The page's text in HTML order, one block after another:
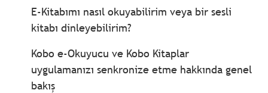
E-Kitabımı nasıl okuyabilirim veya bir sesli
kitabı dinleyebilirim?
Kobo e-Okuyucu ve Kobo Kitaplar
uygulamanızı senkronize etme hakkında genel
bakış